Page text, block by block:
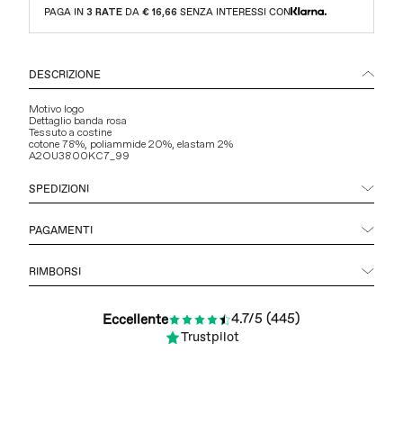
PAGA IN 3 RATE DA € 16,66 SENZA INTERESSI CON
DESCRIZIONE
Motivo logo
Dettaglio banda rosa
Tessuto a costine
cotone 78%, poliammide 20%, elastam 2%
A2OU3800KC7_99
SPEDIZIONI
PAGAMENTI
RIMBORSI
Eccellente 4.7/5 (445)
Trustpilot